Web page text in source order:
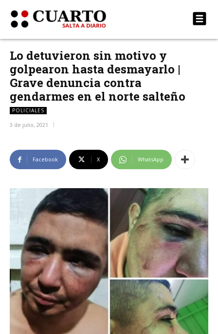
Lo detuvieron sin motivo y
golpearon hasta desmayarlo |
Grave denuncia contra
gendarmes en el norte salteño
POLICIALES
3 de julio, 2021
Facebook X WhatsApp